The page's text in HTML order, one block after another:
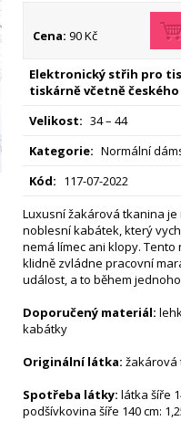
Cena: 90 Kč
Elektronický střih pro
tiskárně včetně českého
Velikost: 34 – 44
Kategorie: Normální
Kód: 117-07-2022
Luxusní žakárová tkanina
noblesní kabátek, který
nemá límec ani klopy.
klidně zvládne pracovní
událost, a to během
Doporučený materiál:
kabátky
Originální látka: žakárová
Spotřeba látky: látka šíře
podšívkovina šíře 140 cm: